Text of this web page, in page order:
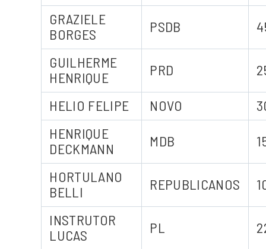
GRAZIELE
BORGES
PSDB
GUILHERME
HENRIQUE
PRD
HELIO FELIPE NOVO
HENRIQUE
DECKMANN
MDB
HORTULANO
BELLI
REPUBLICANOS
INSTRUTOR
LUCAS
PL